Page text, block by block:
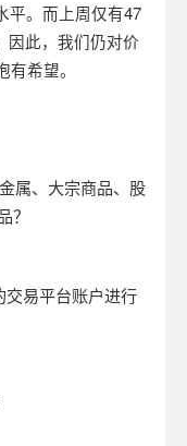
平。而上周仅有47
因此，我们仍对价
有希望。
属、大宗商品、股
？
交易平台账户进行